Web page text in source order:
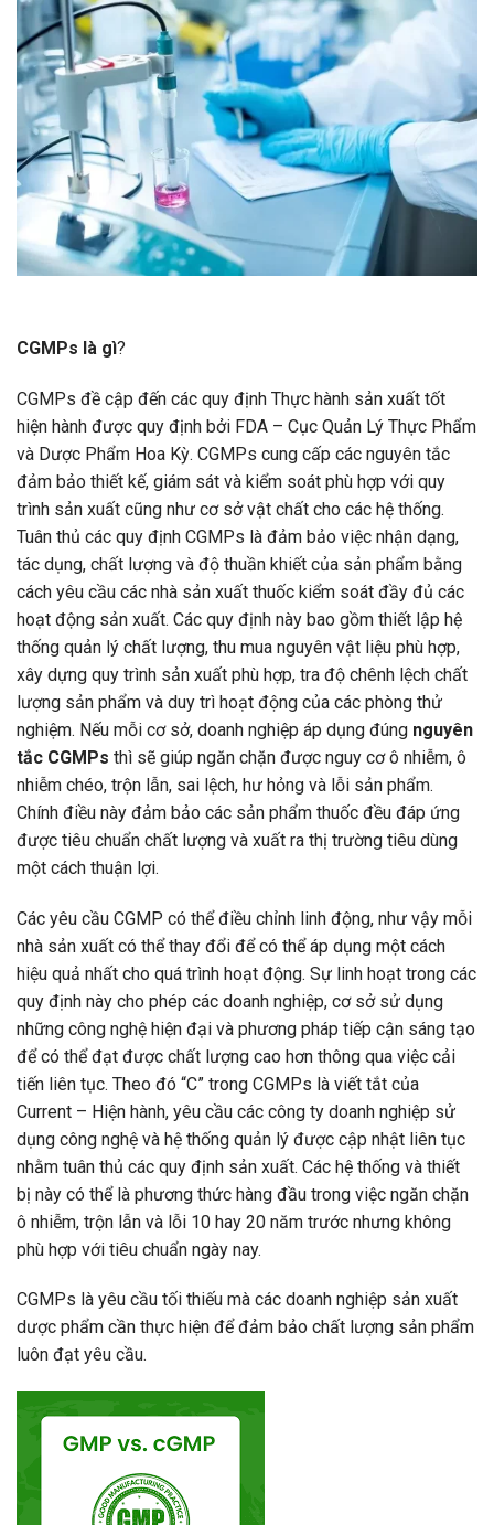
CGMPs là gì?
CGMPs đề cập đến các quy định Thực hành sản xuất tốt
hiện hành được quy định bởi FDA – Cục Quản Lý Thực Phẩm
và Dược Phẩm Hoa Kỳ. CGMPs cung cấp các nguyên tắc
đảm bảo thiết kế, giám sát và kiểm soát phù hợp với quy
trình sản xuất cũng như cơ sở vật chất cho các hệ thống.
Tuân thủ các quy định CGMPs là đảm bảo việc nhận dạng,
tác dụng, chất lượng và độ thuần khiết của sản phẩm bằng
cách yêu cầu các nhà sản xuất thuốc kiểm soát đầy đủ các
hoạt động sản xuất. Các quy định này bao gồm thiết lập hệ
thống quản lý chất lượng, thu mua nguyên vật liệu phù hợp,
xây dựng quy trình sản xuất phù hợp, tra độ chênh lệch chất
lượng sản phẩm và duy trì hoạt động của các phòng thử
nghiệm. Nếu mỗi cơ sở, doanh nghiệp áp dụng đúng nguyên
tắc CGMPs thì sẽ giúp ngăn chặn được nguy cơ ô nhiễm, ô
nhiễm chéo, trộn lẫn, sai lệch, hư hỏng và lỗi sản phẩm.
Chính điều này đảm bảo các sản phẩm thuốc đều đáp ứng
được tiêu chuẩn chất lượng và xuất ra thị trường tiêu dùng
một cách thuận lợi.
Các yêu cầu CGMP có thể điều chỉnh linh động, như vậy mỗi
nhà sản xuất có thể thay đổi để có thể áp dụng một cách
hiệu quả nhất cho quá trình hoạt động. Sự linh hoạt trong các
quy định này cho phép các doanh nghiệp, cơ sở sử dụng
những công nghệ hiện đại và phương pháp tiếp cận sáng tạo
để có thể đạt được chất lượng cao hơn thông qua việc cải
tiến liên tục. Theo đó “C” trong CGMPs là viết tắt của
Current – Hiện hành, yêu cầu các công ty doanh nghiệp sử
dụng công nghệ và hệ thống quản lý được cập nhật liên tục
nhằm tuân thủ các quy định sản xuất. Các hệ thống và thiết
bị này có thể là phương thức hàng đầu trong việc ngăn chặn
ô nhiễm, trộn lẫn và lỗi 10 hay 20 năm trước nhưng không
phù hợp với tiêu chuẩn ngày nay.
CGMPs là yêu cầu tối thiếu mà các doanh nghiệp sản xuất
dược phẩm cần thực hiện để đảm bảo chất lượng sản phẩm
luôn đạt yêu cầu.